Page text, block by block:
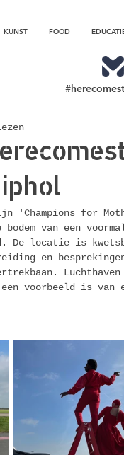
KUNST FOOD
'Champions for
van een
De locatie is
en
een voorbeeld is